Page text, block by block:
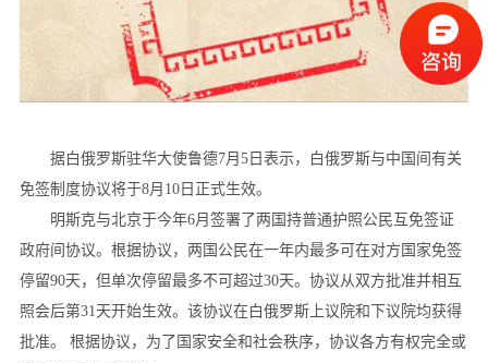
据白俄罗斯驻华大使鲁德7月5日表示，白俄罗斯与中国间有关
免签制度协议将于8月10日正式生效。
明斯克与北京于今年6月签署了两国持普通护照公民互免签证
政府间协议。根据协议，两国公民在一年内最多可在对方国家免签
停留90天，但单次停留最多不可超过30天。协议从双方批准并相互
照会后第31天开始生效。该协议在白俄罗斯上议院和下议院均获得
批准。 根据协议，为了国家安全和社会秩序，协议各方有权完全或